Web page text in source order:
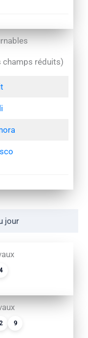
champs réduits)
jour
9